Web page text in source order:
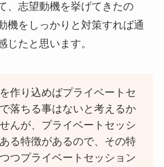
、志望動機を挙げてきたの
機をしっかりと対策すれば通
じたと思います。
作り込めばプライベートセ
落ちる事はないと考えるか
んが、プライベートセッシ
る特徴があるので、その特
つプライベートセッション